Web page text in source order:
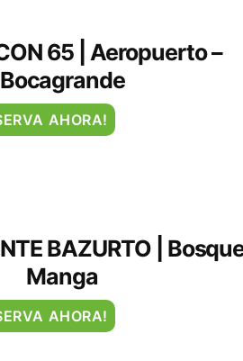
65 | Aeropuerto –
Bocagrande
AHORA!
BAZURTO |
Manga
AHORA!